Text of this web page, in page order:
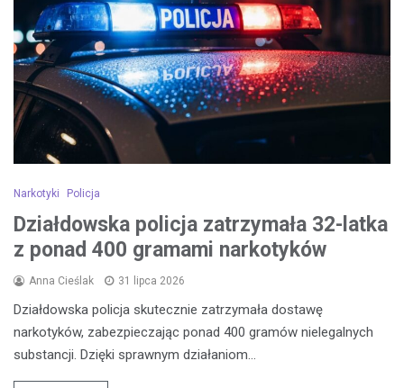
Narkotyki Policja
Działdowska policja zatrzymała 32-latka
z ponad 400 gramami narkotyków
Anna Cieślak 31 lipca 2026
Działdowska policja skutecznie zatrzymała dostawę
narkotyków, zabezpieczając ponad 400 gramów nielegalnych
substancji. Dzięki sprawnym działaniom…